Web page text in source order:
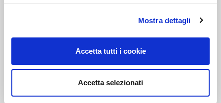
Mostra dettagli
Accetta tutti i cookie
Accetta selezionati